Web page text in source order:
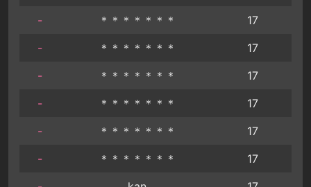
-
＊＊＊＊＊＊＊
17
-
＊＊＊＊＊＊＊
17
-
＊＊＊＊＊＊＊
17
-
＊＊＊＊＊＊＊
17
-
＊＊＊＊＊＊＊
17
-
＊＊＊＊＊＊＊
17